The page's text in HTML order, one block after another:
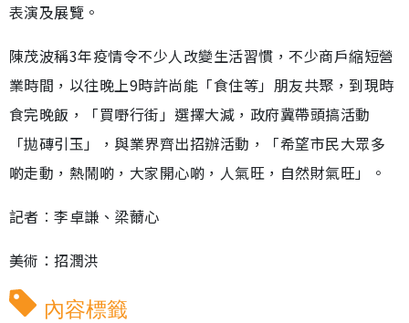
表演及展覽。
陳茂波稱3年疫情令不少人改變生活習慣，不少商戶縮短營
業時間，以往晚上9時許尚能「食住等」朋友共聚，到現時
食完晚飯，「買嘢行街」選擇大減，政府冀帶頭搞活動
「拋磚引玉」，與業界齊出招辦活動，「希望市民大眾多
啲走動，熱鬧啲，大家開心啲，人氣旺，自然財氣旺」。
記者︰李卓謙、梁薾心
美術：招潤洪
內容標籤